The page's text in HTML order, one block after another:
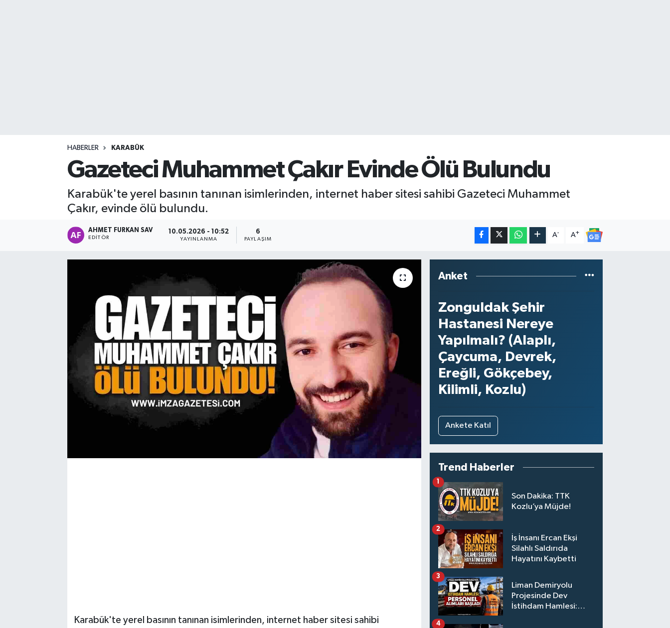
HABERLER KARABÜK
Gazeteci Muhammet Çakır Evinde Ölü Bulundu
Karabük'te yerel basının tanınan isimlerinden, internet haber sitesi sahibi Gazeteci Muhammet
Çakır, evinde ölü bulundu.
AHMET FURKAN SAV
EDITÖR
10.05.2026 - 10:52
YAYINLANMA
6
PAYLAŞIM
A- A+
Karabük'te yerel basının tanınan isimlerinden, internet haber sitesi sahibi
Anket
Zonguldak Şehir
Hastanesi Nereye
Yapılmalı? (Alaplı,
Çaycuma, Devrek,
Ereğli, Gökçebey,
Kilimli, Kozlu)
Ankete Katıl
Trend Haberler
Son Dakika: TTK
Kozlu’ya Müjde!
1
İş İnsanı Ercan Ekşi
Silahlı Saldırıda
Hayatını Kaybetti
2
Liman Demiryolu
Projesinde Dev
İstihdam Hamlesi:
3
4
KASTAMONU